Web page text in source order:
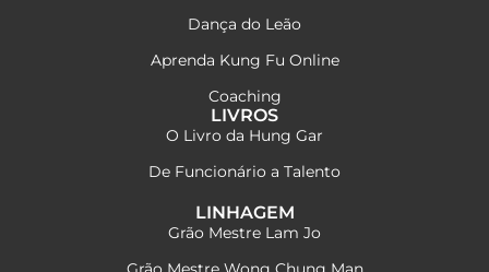
Dança do Leão
Aprenda Kung Fu Online
Coaching
LIVROS
O Livro da Hung Gar
De Funcionário a Talento
LINHAGEM
Grão Mestre Lam Jo